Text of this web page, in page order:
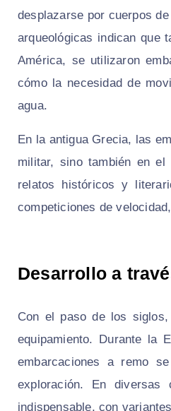
desplazarse por cuerpos
arqueológicas indican que
América, se utilizaron
cómo la necesidad de
agua.
En la antigua Grecia, las
militar, sino también en el
relatos históricos y
competiciones de
Desarrollo a
Con el paso de los
equipamiento. Durante la
embarcaciones a remo
exploración. En
indispensable, con